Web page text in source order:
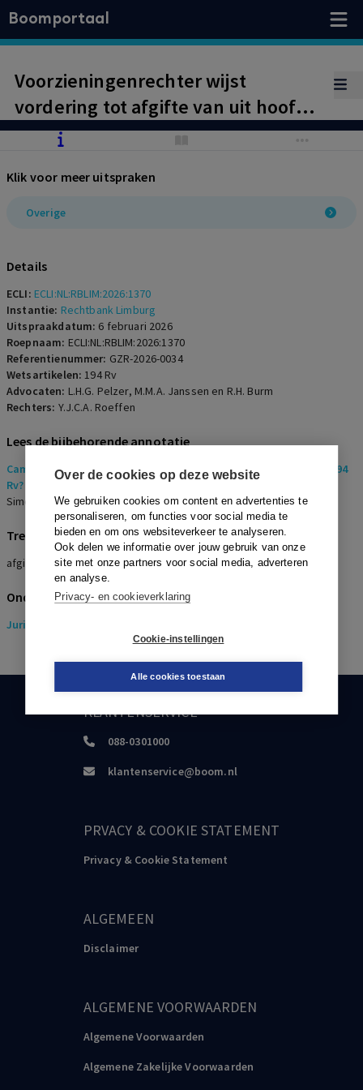
Over de cookies op deze website
We gebruiken cookies om content en advertenties te
personaliseren, om functies voor social media te
bieden en om ons websiteverkeer te analyseren.
Ook delen we informatie over jouw gebruik van onze
site met onze partners voor social media, adverteren
en analyse.
Privacy- en cookieverklaring
Cookie-instellingen
Alle cookies toestaan
Boomportaal
Voorzieningenrechter wijst
vordering tot afgifte van uit hoofde
van zorg gemaakte camerabeelden
Klik voor meer uitspraken
Overige
Details
ECLI: ECLI:NL:RBLIM:2026:1370
Instantie: Rechtbank Limburg
Uitspraakdatum: 6 februari 2026
Roepnaam: ECLI:NL:RBLIM:2026:1370
Referentienummer: GZR-2026-0034
Wetsartikelen:194 Rv
Advocaten: L.H.G. Pelzer, M.M.A. Janssen en R.H. Burm
Rechters: Y.J.C.A. Roeffen
Lees de bijbehorende annotatie
Camerabeelden in de zorg: recht op afgifte omzeild via artikel 194
Rv?
Simone Koelewijn en F. Wildekamp
Trefwoorden
afgifte uit hoofde van zorg gemaakte camerabeelden
Onderwerpen
Juridisch
KLANTENSERVICE
088-0301000
klantenservice@boom.nl
PRVACY & COOKIE STATEMENT
Privacy & Cookie Statement
ALGEMEEN
Disclaimer
ALGEMENE VOORWAARDEN
Algemene Voorwaarden
Algemene Zakelijke Voorwaarden